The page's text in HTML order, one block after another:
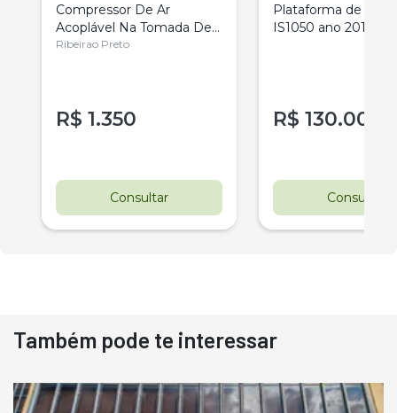
Compressor De Ar
Acoplável Na Tomada De
Força Do Trator
Ribeirao Preto
R$ 1.350
Consultar
Plataforma de
IS1050 ano 2018
R$ 130.000
Consultar
Também pode te interessar